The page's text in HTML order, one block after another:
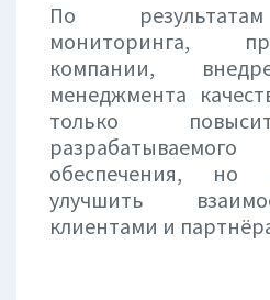
По
мониторинга,
компании,
менеджмента
только
обеспечения, но
улучшить
клиентами и